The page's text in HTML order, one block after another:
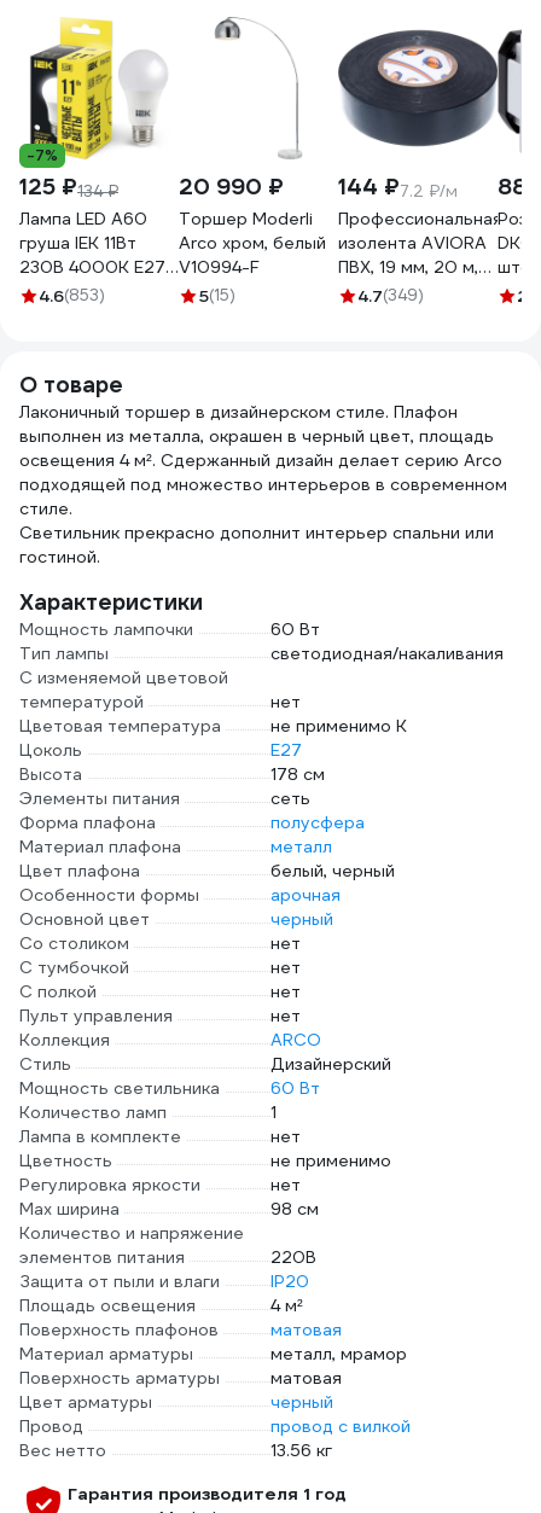
-7%
125 ₽134 ₽
Лампа LED A60
груша IEK 11Вт
230В 4000К E27
LLE-A60-11-230-
4.6(853)
20 990 ₽
Торшер Moderli
Arco хром, белый
V10994-F
5(15)
144 ₽7.2 ₽/м
Профессиональная
изолента AVIORA
ПВХ, 19 мм, 20 м,
черная 305-030
4.7(349)
DKC
2 2.6
О товаре
Лаконичный торшер в дизайнерском стиле. Плафон
выполнен из металла, окрашен в черный цвет, площадь
освещения 4 м². Сдержанный дизайн делает серию Arco
подходящей под множество интерьеров в современном
стиле.
Светильник прекрасно дополнит интерьер спальни или
гостиной.
Характеристики
Мощность лампочки
60 Вт
Тип лампы
светодиодная/накаливания
С изменяемой цветовой
температурой
нет
Цветовая температура
не применимо К
Цоколь
E27
Высота
178 см
Элементы питания
сеть
Форма плафона
полусфера
Материал плафона
металл
Цвет плафона
белый, черный
Особенности формы
арочная
Основной цвет
черный
Со столиком
нет
С тумбочкой
нет
С полкой
нет
Пульт управления
нет
Коллекция
ARCO
Стиль
Дизайнерский
Мощность светильника
60 Вт
Количество ламп
1
Лампа в комплекте
нет
Цветность
не применимо
Регулировка яркости
нет
Max ширина
98 см
Количество и напряжение
элементов питания
220В
Защита от пыли и влаги
IP20
Площадь освещения
4 м²
Поверхность плафонов
матовая
Материал арматуры
металл, мрамор
Поверхность арматуры
матовая
Цвет арматуры
черный
Провод
провод с вилкой
Вес нетто
13.56 кг
Гарантия производителя 1 год